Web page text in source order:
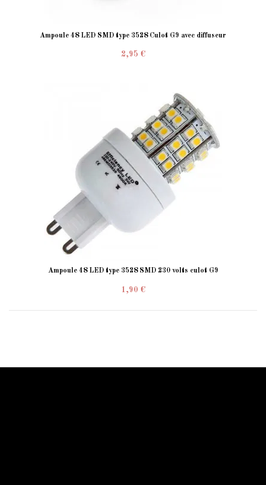
Ampoule 48 LED SMD type 3528 Culot G9 avec diffuseur
2,95 €
Ampoule 48 LED type 3528 SMD 230 volts culot G9
1,90 €